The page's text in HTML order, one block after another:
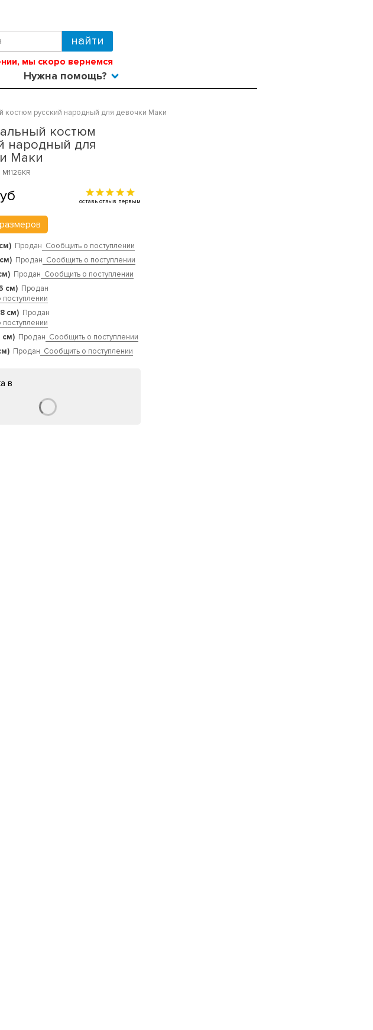
мы скоро вернемся
Нужна помощь?
костюм русский народный для девочки Маки
костюм
народный для
Маки
оставь отзыв первым
Продан Сообщить о поступлении
Продан Сообщить о поступлении
Продан Сообщить о поступлении
см) Продан
см) Продан
см) Продан Сообщить о поступлении
Продан Сообщить о поступлении
в